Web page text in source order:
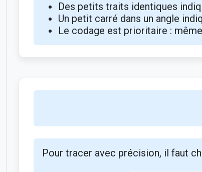
Des petits traits identiques
Un petit carré dans un angle
Le codage est prioritaire :
Pour tracer avec précision, il faut